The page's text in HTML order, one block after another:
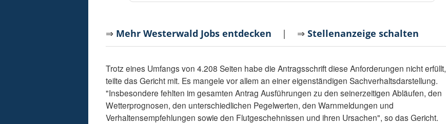
⇒ Mehr Westerwald Jobs entdecken | ⇒Stellenanzeige schalten
Trotz eines Umfangs von 4.208 Seiten habe die Antragsschrift diese Anforderungen nicht erfüllt,
teilte das Gericht mit. Es mangele vor allem an einer eigenständigen Sachverhaltsdarstellung.
"Insbesondere fehlten im gesamten Antrag Ausführungen zu den seinerzeitigen Abläufen, den
Wetterprognosen, den unterschiedlichen Pegelwerten, den Warnmeldungen und
Verhaltensempfehlungen sowie den Flutgeschehnissen und ihren Ursachen", so das Gericht.